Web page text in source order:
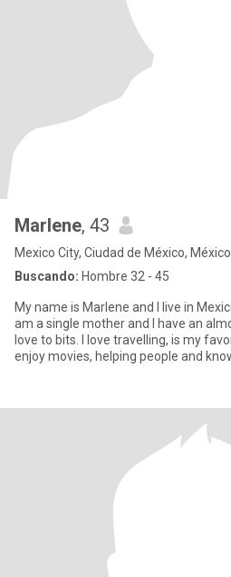
Marlene, 43
Mexico City, Ciudad de México, México
Buscando: Hombre 32 - 45
My name is Marlene and I live in
am a single mother and I have an
love to bits. I love travelling, is my
enjoy movies, helping people and